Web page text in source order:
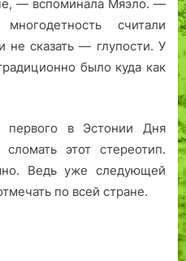
— вспоминала Мяэло. —
считали
не сказать — глупости. У
было куда как
первого в Эстонии Дня
этот стереотип.
Ведь уже следующей
по всей стране.